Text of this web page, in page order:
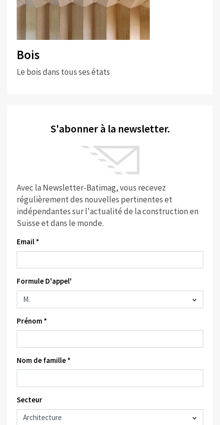
Bois
Le bois dans tous ses états
S'abonner à la newsletter.
Avec la Newsletter-Batimag, vous recevez
régulièrement des nouvelles pertinentes et
indépendantes sur l'actualité de la construction en
Suisse et dans le monde.
Email *
Formule D'appel'
Prénom *
Nom de famille *
Secteur